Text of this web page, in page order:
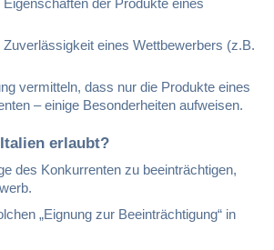
der Produkte eines
eines Wettbewerbers (z.B.
vermitteln, dass nur die Produkte eines
– einige Besonderheiten aufweisen.
erlaubt?
des Konkurrenten zu beeinträchtigen,
„Eignung zur Beeinträchtigung“ in